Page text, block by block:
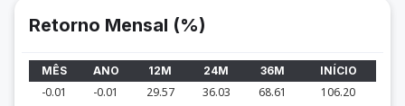
Retorno Mensal (%)
MÊS ANO 12M 24M 36M INÍCIO
-0.01 -0.01 29.57 36.03 68.61 106.20